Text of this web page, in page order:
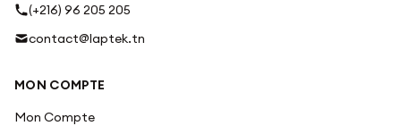
(+216) 96 205 205
contact@laptek.tn
MON COMPTE
Mon Compte